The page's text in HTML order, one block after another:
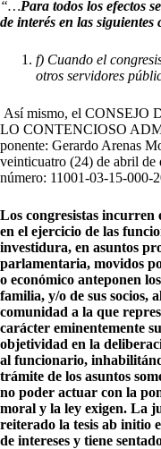
“…Para todos los efectos
de interés en las
f) Cuando el
otros servidores
Así mismo, el CONSEJO
LO CONTENCIOSO
ponente: Gerardo Arenas
veinticuatro (24) de abril
número: 11001-03-15-000-
Los congresistas incurren
en el ejercicio de las
investidura, en asuntos
parlamentaria, movidos
o económico anteponen
familia, y/o de sus socios,
comunidad a la que
carácter eminentemente
objetividad en la
al funcionario,
trámite de los asuntos
no poder actuar con la
moral y la ley exigen. La
reiterado la tesis ab initio
de intereses y tiene